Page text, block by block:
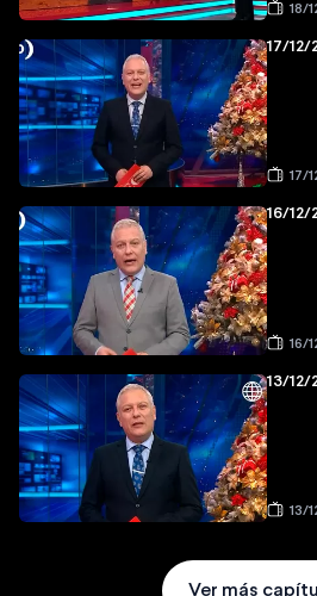
18/
17/12/
17/
16/12/
16/
13/12/
13/
Ver más